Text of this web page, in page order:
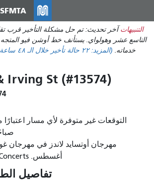
انتقل
إلى
المحتوى
الرئيسي
SFMTA
التنبيهات آخر تحديث: تم حل مشكلة التأخير قرب
التاسع عشر وهولواي. يستأنف خط أوشن فيو المتجه
خدماته. (المزيد:٢٢ حالة تأخير خلال الـ ٤٨ ساعة الماضية)
Irving St (#13574)
صباحًا
أغسطس. SFMTA.com/Concerts
تفاصيل